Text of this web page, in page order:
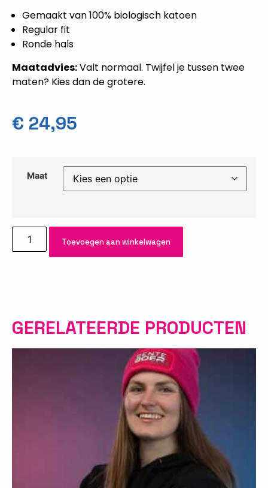
Gemaakt van 100% biologisch katoen
Regular fit
Ronde hals
Maatadvies:Valt normaal. Twijfel je tussen twee
maten? Kies dan de grotere.
€ 24,95
Maat
Toevoegen aan winkelwagen
GERELATEERDE PRODUCTEN